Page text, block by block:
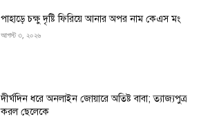
পাহাড়ে চক্ষু দৃষ্টি ফিরিয়ে আনার অপর নাম কেএস মং
আগস্ট ৩, ২০২৬
দীর্ঘদিন ধরে অনলাইন জোয়ারে অতিষ্ট বাবা; ত্যাজ্যপুত্র
করল ছেলেকে